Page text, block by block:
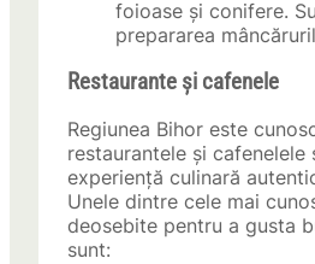
foioase și conifere.
prepararea
Restaurante și cafenele
Regiunea Bihor este
restaurantele și cafenelele
experiență culinară
Unele dintre cele mai
deosebite pentru a gusta
sunt: